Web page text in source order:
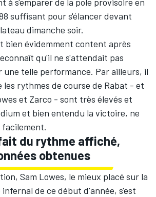
suffisant pour s'élancer devant
dimanche soir.
bien évidemment content après
qu'il ne s'attendait pas
telle performance. Par ailleurs, il
les rythmes de course de Rabat - et
et Zarco - sont très élevés et
et bien entendu la victoire, ne
du rythme affiché,
obtenues
Sam Lowes, le mieux placé sur la
de ce début d'année, s'est